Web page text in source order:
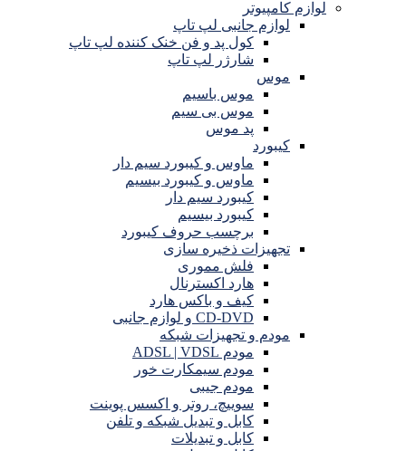
لوازم کامپیوتر
لوازم جانبی لپ تاپ
کول پد و فن خنک کننده لپ تاپ
شارژر لپ تاپ
موس
موس باسیم
موس بی سیم
پد موس
کیبورد
ماوس و کیبورد سیم دار
ماوس و کیبورد بیسیم
کیبورد سیم دار
کیبورد بیسیم
برچسب حروف کیبورد
تجهیزات ذخیره سازی
فلش مموری
هارد اکسترنال
کیف و باکس هارد
CD-DVD و لوازم جانبی
مودم و تجهیزات شبکه
مودم ADSL | VDSL
مودم سیمکارت خور
مودم جیبی
سوییچ، روتر و اکسس پوینت
کابل و تبدیل شبکه و تلفن
کابل و تبدیلات